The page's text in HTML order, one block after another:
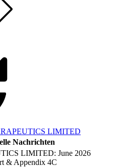
LIMITED
Nachrichten
LIMITED: June 2026
& Appendix 4C